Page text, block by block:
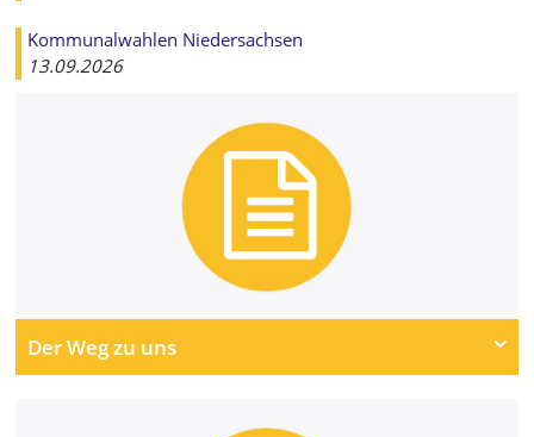
Kommunalwahlen Niedersachsen
13.09.2026
Der Weg zu uns